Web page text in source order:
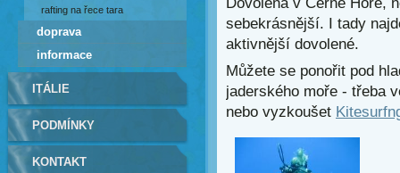
sebekrásnější. I tady
aktivnější dovolené.
Můžete se ponořit pod
jaderského moře - třeba
nebo vyzkoušet
rafting na řece tara
doprava
informace
ITÁLIE
PODMÍNKY
KONTAKT